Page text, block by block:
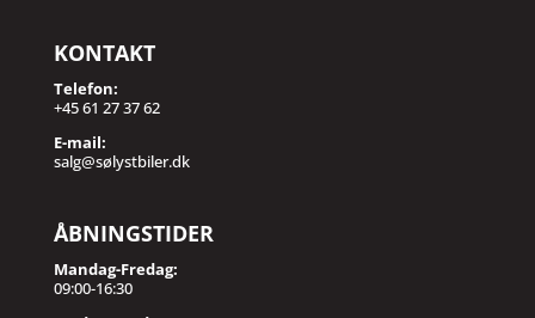
KONTAKT
Telefon:
+45 61 27 37 62
E-mail:
salg@sølystbiler.dk
ÅBNINGSTIDER
Mandag-Fredag:
09:00-16:30